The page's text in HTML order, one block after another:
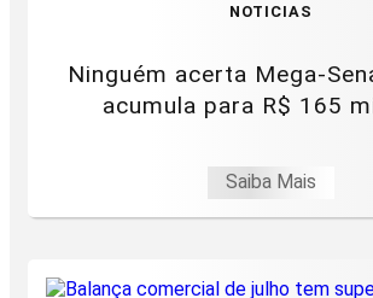
NOTICIAS
Ninguém acerta Mega-
acumula para R$ 165
Saiba Mais